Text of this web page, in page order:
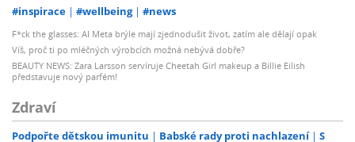
#inspirace #wellbeing #news
F*ck the glasses: AI Meta brýle mají zjednodušit život, zatím ale dělají opak
Víš, proč ti po mléčných výrobcích možná nebývá dobře?
BEAUTY NEWS: Zara Larsson servíruje Cheetah Girl makeup a Billie Eilish
představuje nový parfém!
Zdraví
Podpořte dětskou imunitu Babské rady proti nachlazení
S